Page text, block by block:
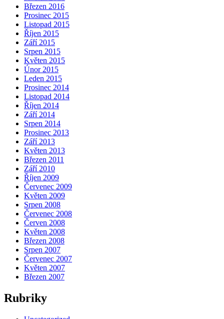
Březen 2016
Prosinec 2015
Listopad 2015
Říjen 2015
Září 2015
Srpen 2015
Květen 2015
Únor 2015
Leden 2015
Prosinec 2014
Listopad 2014
Říjen 2014
Září 2014
Srpen 2014
Prosinec 2013
Září 2013
Květen 2013
Březen 2011
Září 2010
Říjen 2009
Červenec 2009
Květen 2009
Srpen 2008
Červenec 2008
Červen 2008
Květen 2008
Březen 2008
Srpen 2007
Červenec 2007
Květen 2007
Březen 2007
Rubriky